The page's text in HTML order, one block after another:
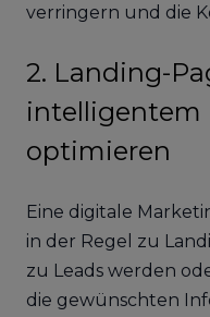
verringern und die
2. Landing-
intelligentem
optimieren
Eine digitale
in der Regel zu
zu Leads werden
die gewünschten